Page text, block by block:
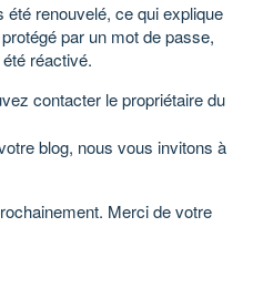
été renouvelé, ce qui explique
par un mot de passe,
réactivé.
contacter le propriétaire du
blog, nous vous invitons à
Merci de votre